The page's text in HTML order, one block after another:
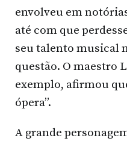
envolveu em
até com que
seu talento musical
questão. O maestro
exemplo, afirmou
ópera”.
A grande